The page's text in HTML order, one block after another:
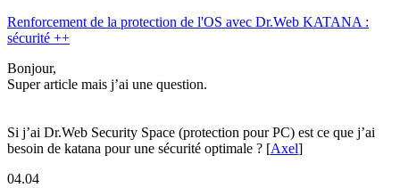
Renforcement de la protection de l'OS avec Dr.Web KATANA :
sécurité ++
Bonjour,
Super article mais j’ai une question.
Si j’ai Dr.Web Security Space (protection pour PC) est ce que j’ai
besoin de katana pour une sécurité optimale ? [Axel]
04.04